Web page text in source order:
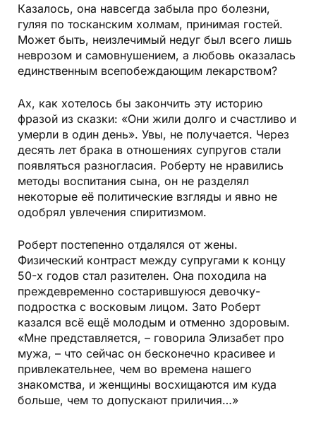
Казалось, она навсегда забыла про болезни,
гуляя по тосканским холмам, принимая гостей.
Может быть, неизлечимый недуг был всего лишь
неврозом и самовнушением, а любовь оказалась
единственным всепобеждающим лекарством?
Ах, как хотелось бы закончить эту историю
фразой из сказки: «Они жили долго и счастливо и
умерли в один день». Увы, не получается. Через
десять лет брака в отношениях супругов стали
появляться разногласия. Роберту не нравились
методы воспитания сына, он не разделял
некоторые её политические взгляды и явно не
одобрял увлечения спиритизмом.
Роберт постепенно отдалялся от жены.
Физический контраст между супругами к концу
50-х годов стал разителен. Она походила на
преждевременно состарившуюся девочку-
подростка с восковым лицом. Зато Роберт
казался всё ещё молодым и отменно здоровым.
«Мне представляется, – говорила Элизабет про
мужа, – что сейчас он бесконечно красивее и
привлекательнее, чем во времена нашего
знакомства, и женщины восхищаются им куда
больше, чем то допускают приличия…»